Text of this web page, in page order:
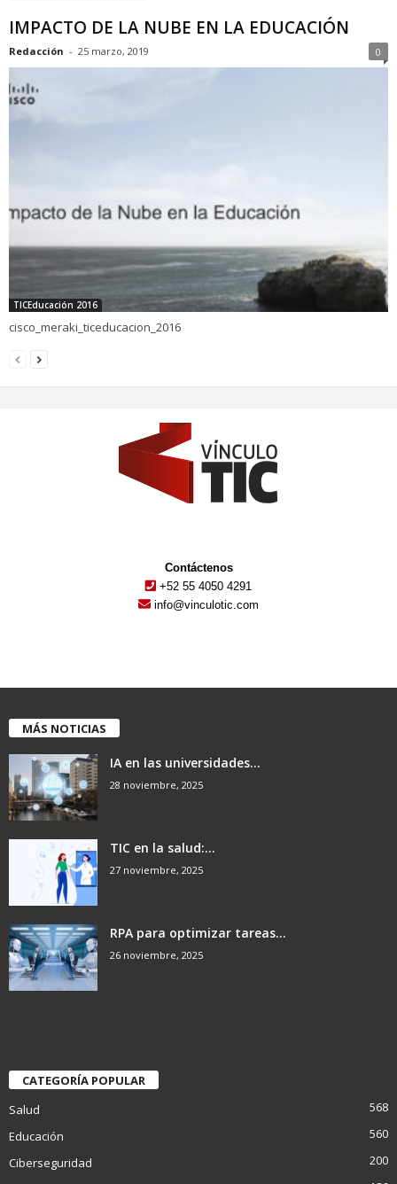
IMPACTO DE LA NUBE EN LA EDUCACIÓN
Redacción - 25 marzo, 2019 0
TICEducación 2016
cisco_meraki_ticeducacion_2016
Contáctenos
+52 55 4050 4291
info@vinculotic.com
MÁS NOTICIAS
IA en las universidades...
28 noviembre, 2025
TIC en la salud:...
27 noviembre, 2025
RPA para optimizar tareas...
26 noviembre, 2025
CATEGORÍA POPULAR
Salud
568
Educación
560
Ciberseguridad
200